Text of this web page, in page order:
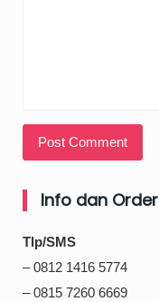
Info dan Order
Tlp/SMS
– 0812 1416 5774
– 0815 7260 6669